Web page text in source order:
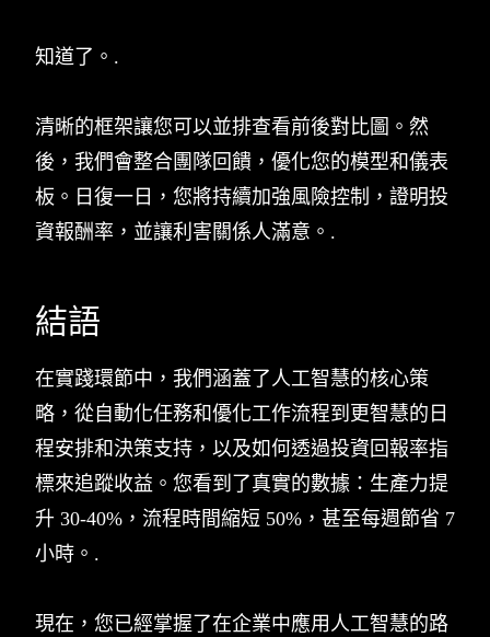
知道了。.
清晰的框架讓您可以並排查看前後對比圖。然
後，我們會整合團隊回饋，優化您的模型和儀表
板。日復一日，您將持續加強風險控制，證明投
資報酬率，並讓利害關係人滿意。.
結語
在實踐環節中，我們涵蓋了人工智慧的核心策
略，從自動化任務和優化工作流程到更智慧的日
程安排和決策支持，以及如何透過投資回報率指
標來追蹤收益。您看到了真實的數據：生產力提
升 30-40%，流程時間縮短 50%，甚至每週節省 7
小時。.
現在，您已經掌握了在企業中應用人工智慧的路